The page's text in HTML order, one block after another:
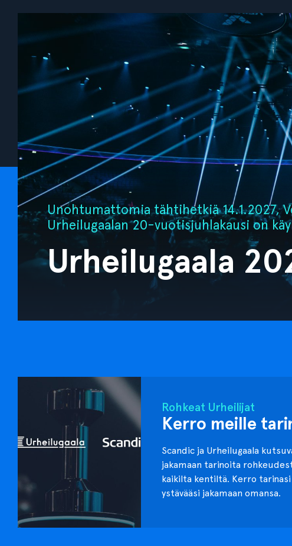
Unohtumattomia tähtihetkiä 14.1.2027,
Urheilugaalan 20-vuotisjuhlakausi on
Urheilugaala
Rohkeat Urheilijat
Kerro meille
Scandic ja Urheilugaala
jakamaan tarinoita
kaikilta kentiltä. Kerro
ystävääsi jakamaan omansa.